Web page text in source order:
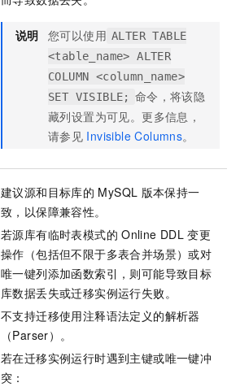
说明 您可以使用 ALTER TABLE
<table_name> ALTER
COLUMN <column_name>
SET VISIBLE;
命令，将该隐
藏列设置为可见。更多信息，
请参见 Invisible Columns。
建议源和目标库的 MySQL 版本保持一
致，以保障兼容性。
若源库有临时表模式的 Online DDL 变更
操作（包括但不限于多表合并场景）或对
唯一键列添加函数索引，则可能导致目标
库数据丢失或迁移实例运行失败。
不支持迁移使用注释语法定义的解析器
（Parser）。
若在迁移实例运行时遇到主键或唯一键冲
突：